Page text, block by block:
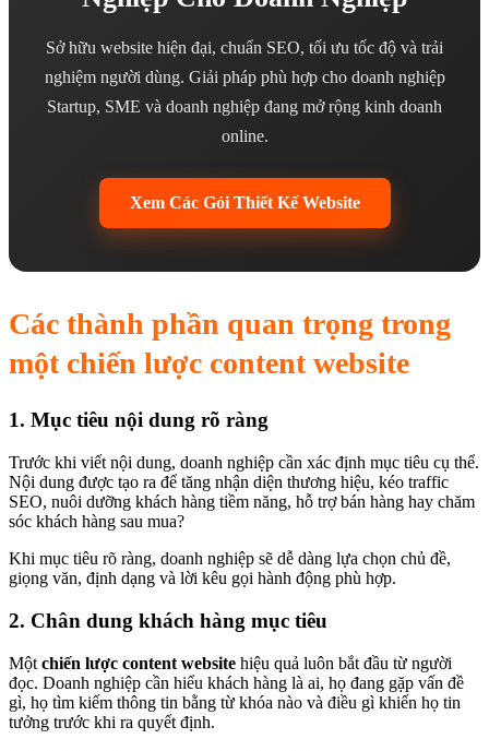
Sở hữu website hiện đại, chuẩn SEO, tối ưu tốc độ và trải
nghiệm người dùng. Giải pháp phù hợp cho doanh nghiệp
Startup, SME và doanh nghiệp đang mở rộng kinh doanh
online.
Xem Các Gói Thiết Kế Website
Các thành phần quan trọng trong
một chiến lược content website
1. Mục tiêu nội dung rõ ràng
Trước khi viết nội dung, doanh nghiệp cần xác định mục tiêu cụ thể.
Nội dung được tạo ra để tăng nhận diện thương hiệu, kéo traffic
SEO, nuôi dưỡng khách hàng tiềm năng, hỗ trợ bán hàng hay chăm
sóc khách hàng sau mua?
Khi mục tiêu rõ ràng, doanh nghiệp sẽ dễ dàng lựa chọn chủ đề,
giọng văn, định dạng và lời kêu gọi hành động phù hợp.
2. Chân dung khách hàng mục tiêu
Một chiến lược content website hiệu quả luôn bắt đầu từ người
đọc. Doanh nghiệp cần hiểu khách hàng là ai, họ đang gặp vấn đề
gì, họ tìm kiếm thông tin bằng từ khóa nào và điều gì khiến họ tin
tưởng trước khi ra quyết định.